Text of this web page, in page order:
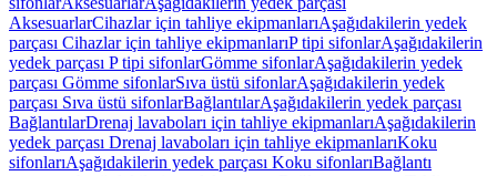
AksesuarlarCihazlar için tahliye ekipmanlarıAşağıdakilerin yedek
parçası Cihazlar için tahliye ekipmanlarıP tipi sifonlarAşağıdakilerin
yedek parçası P tipi sifonlarGömme sifonlarAşağıdakilerin yedek
parçası Gömme sifonlarSıva üstü sifonlarAşağıdakilerin yedek
parçası Sıva üstü sifonlarBağlantılarAşağıdakilerin yedek parçası
BağlantılarDrenaj lavaboları için tahliye ekipmanlarıAşağıdakilerin
yedek parçası Drenaj lavaboları için tahliye ekipmanlarıKoku
sifonlarıAşağıdakilerin yedek parçası Koku sifonlarıBağlantı